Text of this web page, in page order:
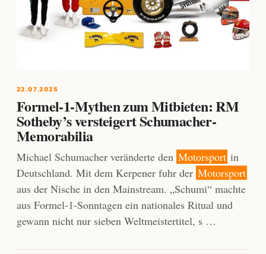
22.07.2025
Formel-1-Mythen zum Mitbieten: RM
Sotheby’s versteigert Schumacher-
Memorabilia
Michael Schumacher veränderte den Motorsport in
Deutschland. Mit dem Kerpener fuhr der Motorsport
aus der Nische in den Mainstream. „Schumi“ machte
aus Formel-1-Sonntagen ein nationales Ritual und
gewann nicht nur sieben Weltmeistertitel, s …